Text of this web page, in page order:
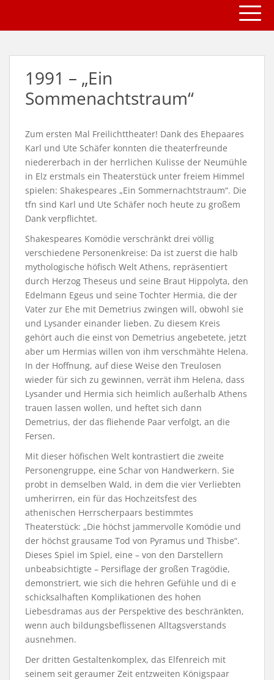
i
1991 – „Ein
Sommenachtstraum“
Zum ersten Mal Freilichttheater! Dank des Ehepaares
Karl und Ute Schäfer konnten die theaterfreunde
niedererbach in der herrlichen Kulisse der Neumühle
in Elz erstmals ein Theaterstück unter freiem Himmel
spielen: Shakespeares „Ein Sommernachtstraum“. Die
tfn sind Karl und Ute Schäfer noch heute zu großem
Dank verpflichtet.
Shakespeares Komödie verschränkt drei völlig
verschiedene Personenkreise: Da ist zuerst die halb
mythologische höfisch Welt Athens, repräsentiert
durch Herzog Theseus und seine Braut Hippolyta, den
Edelmann Egeus und seine Tochter Hermia, die der
Vater zur Ehe mit Demetrius zwingen will, obwohl sie
und Lysander einander lieben. Zu diesem Kreis
gehört auch die einst von Demetrius angebetete, jetzt
aber um Hermias willen von ihm verschmähte Helena.
In der Hoffnung, auf diese Weise den Treulosen
wieder für sich zu gewinnen, verrät ihm Helena, dass
Lysander und Hermia sich heimlich außerhalb Athens
trauen lassen wollen, und heftet sich dann
Demetrius, der das fliehende Paar verfolgt, an die
Fersen.
Mit dieser höfischen Welt kontrastiert die zweite
Personengruppe, eine Schar von Handwerkern. Sie
probt in demselben Wald, in dem die vier Verliebten
umherirren, ein für das Hochzeitsfest des
athenischen Herrscherpaars bestimmtes
Theaterstück: „Die höchst jammervolle Komödie und
der höchst grausame Tod von Pyramus und Thisbe“.
Dieses Spiel im Spiel, eine – von den Darstellern
unbeabsichtigte – Persiflage der großen Tragödie,
demonstriert, wie sich die hehren Gefühle und di e
schicksalhaften Komplikationen des hohen
Liebesdramas aus der Perspektive des beschränkten,
wenn auch bildungsbeflissenen Alltagsverstands
ausnehmen.
Der dritten Gestaltenkomplex, das Elfenreich mit
seinem seit geraumer Zeit entzweiten Königspaar